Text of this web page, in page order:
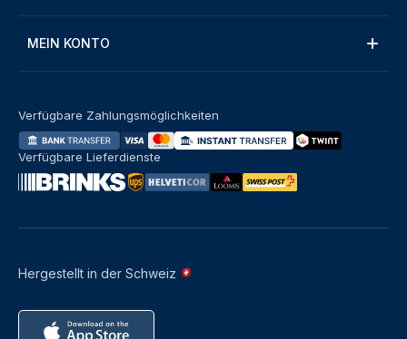
MEIN KONTO
Hergestellt in der Schweiz
Verfügbare Zahlungsmöglichkeiten
Verfügbare Lieferdienste